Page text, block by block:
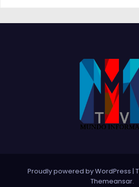
Proudly powered by WordPress |
Themeansar.